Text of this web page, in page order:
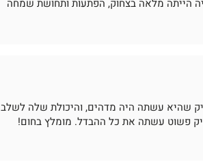
הייתה מלאה בצחוק, הפתעות ותחושת שמחה
שהיא עשתה היה מדהים, והיכולת שלה לשלב
פשוט עשתה את כל ההבדל. מומלץ בחום!